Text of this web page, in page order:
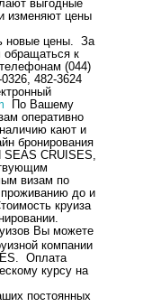
выгодные
изменяют цены
новые цены. За
обращаться к
(044)
482-3624
По Вашему
оперативно
кают и
бронирования
CRUISES,
визам по
до и
круиза
Вы можете
компании
Оплата
курсу на
постоянных